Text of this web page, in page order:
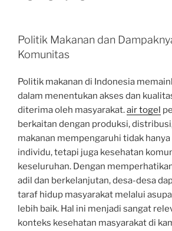
Politik Makanan dan
Komunitas
Politik makanan di Indonesia
dalam menentukan akses dan
diterima oleh masyarakat.air togel
berkaitan dengan produksi,
makanan mempengaruhi tidak
individu, tetapi juga kesehatan
keseluruhan. Dengan
adil dan berkelanjutan, desa-desa
taraf hidup masyarakat melalui
lebih baik. Hal ini menjadi sangat
konteks kesehatan masyarakat di